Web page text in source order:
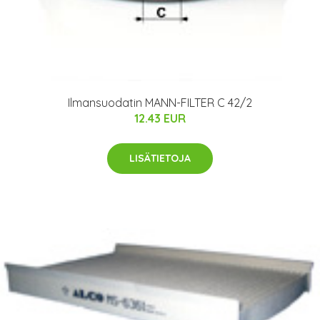
Ilmansuodatin MANN-FILTER C 42/2
12.43 EUR
LISÄTIETOJA